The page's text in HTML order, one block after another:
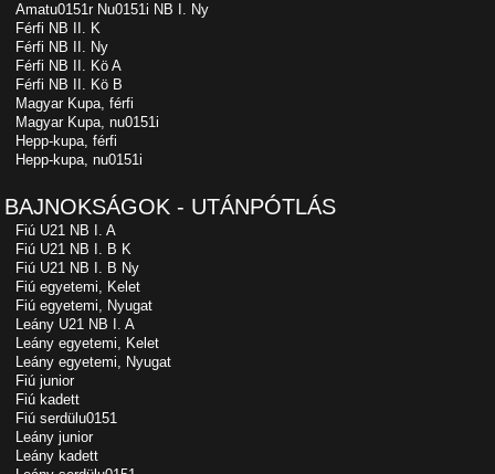
Amatu0151r Nu0151i NB I. Ny
Férfi NB II. K
Férfi NB II. Ny
Férfi NB II. Kö A
Férfi NB II. Kö B
Magyar Kupa, férfi
Magyar Kupa, nu0151i
Hepp-kupa, férfi
Hepp-kupa, nu0151i
BAJNOKSÁGOK - UTÁNPÓTLÁS
Fiú U21 NB I. A
Fiú U21 NB I. B K
Fiú U21 NB I. B Ny
Fiú egyetemi, Kelet
Fiú egyetemi, Nyugat
Leány U21 NB I. A
Leány egyetemi, Kelet
Leány egyetemi, Nyugat
Fiú junior
Fiú kadett
Fiú serdülu0151
Leány junior
Leány kadett